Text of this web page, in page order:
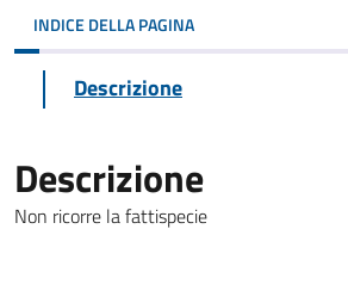
INDICE DELLA PAGINA
Descrizione
Descrizione
Non ricorre la fattispecie